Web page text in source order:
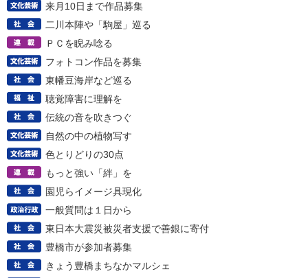
来月10日まで作品募集
二川本陣や「駒屋」巡る
ＰＣを睨み唸る
フォトコン作品を募集
東幡豆海岸など巡る
聴覚障害に理解を
伝統の音を吹きつぐ
自然の中の植物写す
色とりどりの30点
もっと強い「絆」を
園児らイメージ具現化
一般質問は１日から
東日本大震災被災者支援で善銀に寄付
豊橋市が参加者募集
きょう豊橋まちなかマルシェ